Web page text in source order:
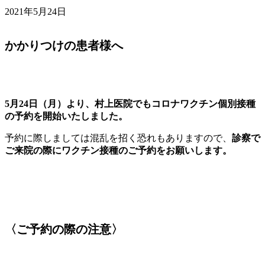
2021年5月24日
かかりつけの患者様へ
5月24日（月）より、村上医院でもコロナワクチン個別接種
の予約を開始いたしました。
予約に際しましては混乱を招く恐れもありますので、 診察で
ご来院の際にワクチン接種のご予約をお願いします。
〈ご予約の際の注意〉